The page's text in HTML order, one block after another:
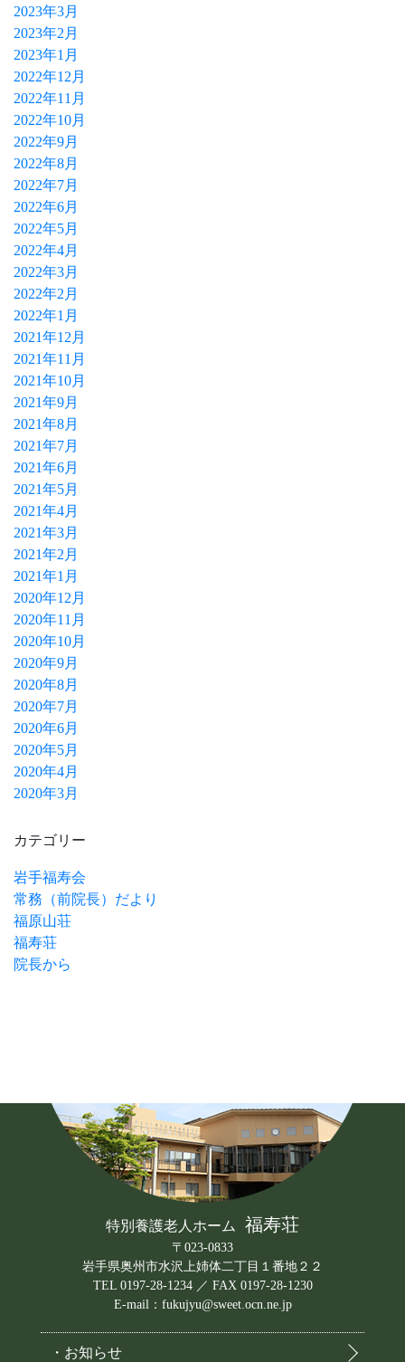
2023年3月
2023年2月
2023年1月
2022年12月
2022年11月
2022年10月
2022年9月
2022年8月
2022年7月
2022年6月
2022年5月
2022年4月
2022年3月
2022年2月
2022年1月
2021年12月
2021年11月
2021年10月
2021年9月
2021年8月
2021年7月
2021年6月
2021年5月
2021年4月
2021年3月
2021年2月
2021年1月
2020年12月
2020年11月
2020年10月
2020年9月
2020年8月
2020年7月
2020年6月
2020年5月
2020年4月
2020年3月
カテゴリー
岩手福寿会
常務（前院長）だより
福原山荘
福寿荘
院長から
特別養護老人ホーム 福寿荘
〒023-0833
岩手県奥州市水沢上姉体二丁目１番地２２
TEL 0197-28-1234 ／ FAX 0197-28-1230
E-mail：fukujyu@sweet.ocn.ne.jp
・お知らせ